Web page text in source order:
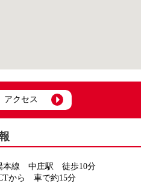
アクセス
本線 中庄駅 徒歩10分
から 車で約15分